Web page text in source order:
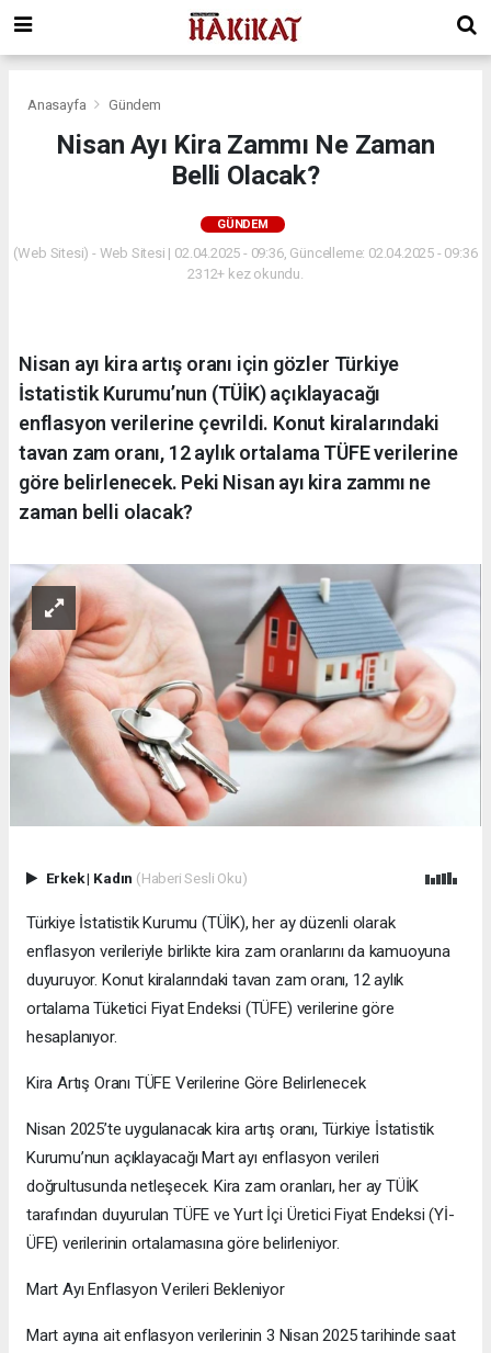
Anasayfa Gündem
Nisan Ayı Kira Zammı Ne Zaman
Belli Olacak?
GÜNDEM
(Web Sitesi) - Web Sitesi | 02.04.2025 - 09:36, Güncelleme: 02.04.2025 - 09:36
2312+ kez okundu.
Nisan ayı kira artış oranı için gözler Türkiye
İstatistik Kurumu’nun (TÜİK) açıklayacağı
enflasyon verilerine çevrildi. Konut kiralarındaki
tavan zam oranı, 12 aylık ortalama TÜFE verilerine
göre belirlenecek. Peki Nisan ayı kira zammı ne
zaman belli olacak?
Erkek| Kadın (Haberi Sesli Oku)
Türkiye İstatistik Kurumu (TÜİK), her ay düzenli olarak
enflasyon verileriyle birlikte kira zam oranlarını da kamuoyuna
duyuruyor. Konut kiralarındaki tavan zam oranı, 12 aylık
ortalama Tüketici Fiyat Endeksi (TÜFE) verilerine göre
hesaplanıyor.
Kira Artış Oranı TÜFE Verilerine Göre Belirlenecek
Nisan 2025’te uygulanacak kira artış oranı, Türkiye İstatistik
Kurumu’nun açıklayacağı Mart ayı enflasyon verileri
doğrultusunda netleşecek. Kira zam oranları, her ay TÜİK
tarafından duyurulan TÜFE ve Yurt İçi Üretici Fiyat Endeksi (Yİ-
ÜFE) verilerinin ortalamasına göre belirleniyor.
Mart Ayı Enflasyon Verileri Bekleniyor
Mart ayına ait enflasyon verilerinin 3 Nisan 2025 tarihinde saat